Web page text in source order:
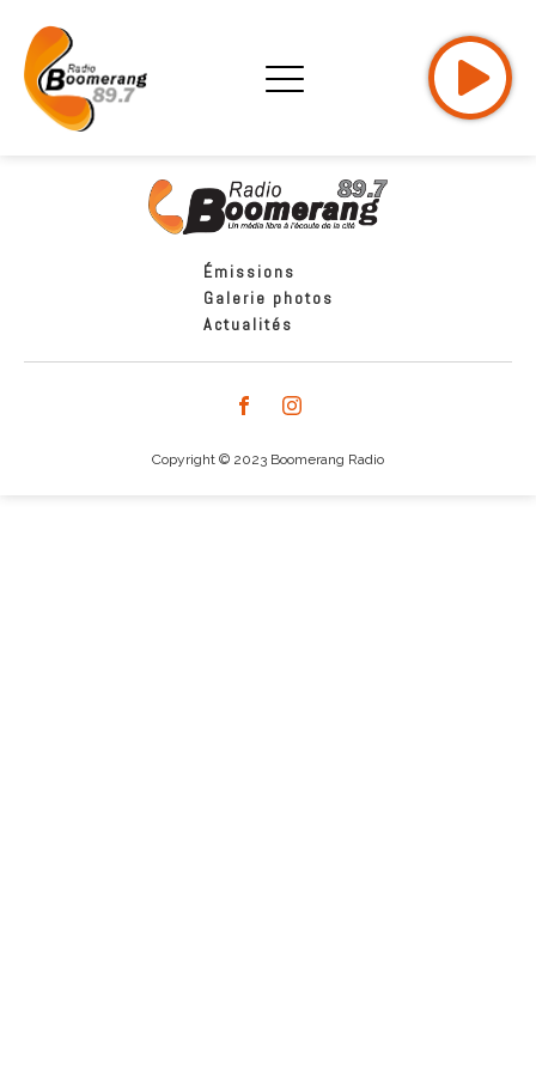
Émissions
Galerie photos
Actualités
Copyright © 2023 Boomerang Radio